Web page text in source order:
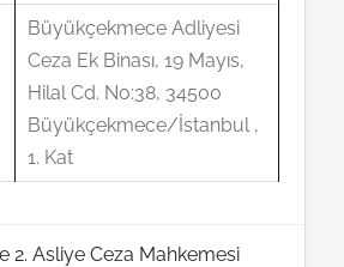
Büyükçekmece Adliyesi
Ceza Ek Binası, 19 Mayıs,
Hilal Cd. No:38, 34500
Büyükçekmece/İstanbul ,
1. Kat
2. Asliye Ceza Mahkemesi